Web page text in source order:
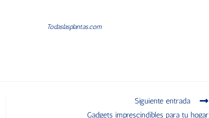
Todaslasplantas.com
Siguiente entrada
Gadgets imprescindibles para tu hogar